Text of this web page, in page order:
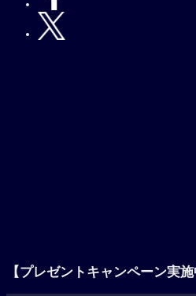
ライバーモデル 光るタスキ